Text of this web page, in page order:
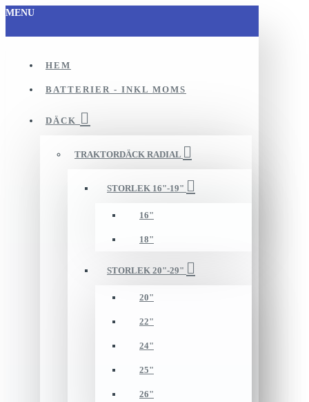
MENU
HEM
BATTERIER - INKL MOMS
DÄCK
TRAKTORDÄCK RADIAL
STORLEK 16"-19"
16"
18"
STORLEK 20"-29"
20"
22"
24"
25"
26"